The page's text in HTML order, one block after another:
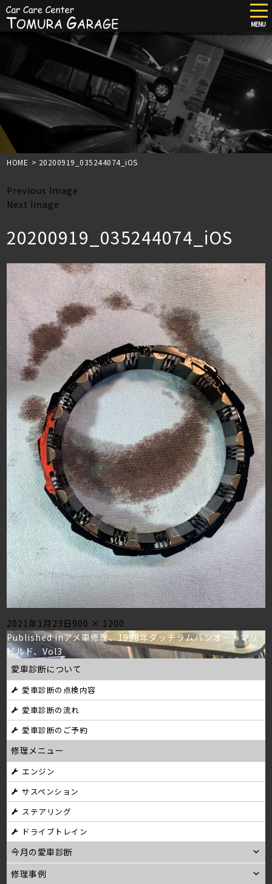
content
MENU
HOME > 20200919_035244074_iOS
Previous Image
Next Image
20200919_035244074_iOS
Posted
on
2021年1月23日 Full
size
900 × 1200
投
稿
ナ
ビ
ゲ
ー
シ
ョ
ン
Published inアメ車修理、1998年ダッチラムバンオートマリ
ビルド、Vol3
愛車診断について
愛車診断の点検内容
愛車診断の流れ
愛車診断のご予約
修理メニュー
エンジン
サスペンション
ステアリング
ドライブトレイン
今月の愛車診断
修理事例